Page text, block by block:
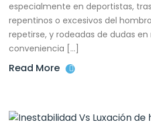
especialmente en deportistas,
repentinos o excesivos del
repetirse, y rodeadas de dudas
conveniencia […]
Read More